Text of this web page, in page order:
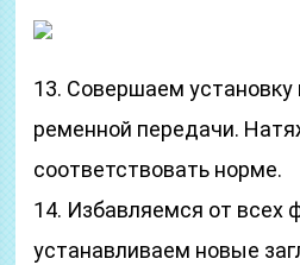
13. Совершаем установку
ременной передачи.
соответствовать норме.
14. Избавляемся от всех
устанавливаем новые